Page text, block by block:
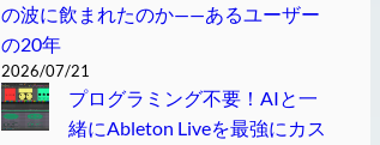
の波に飲まれたのか——あるユーザー
の20年
2026/07/21
プログラミング不要！AIと一
緒にAbleton Liveを最強にカス